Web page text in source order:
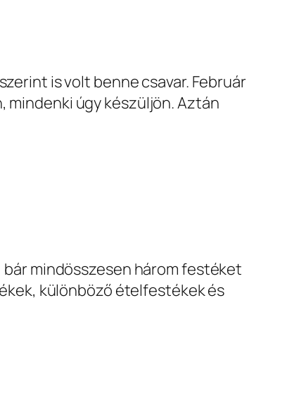
is volt benne csavar. Február
mindenki úgy készüljön. Aztán
mindösszesen három festéket
különböző ételfestékek és